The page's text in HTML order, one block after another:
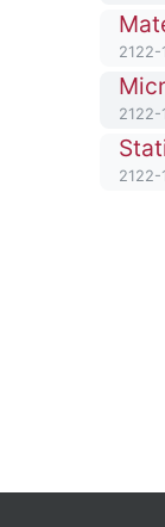
Titolo
2122-
Titolo
2122-
Titolo
2122-